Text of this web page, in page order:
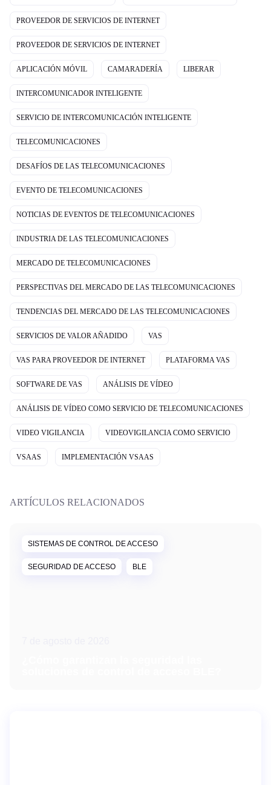
PROVEEDOR DE SERVICIOS DE INTERNET
PROVEEDOR DE SERVICIOS DE INTERNET
APLICACIÓN MÓVIL CAMARADERÍA LIBERAR
INTERCOMUNICADOR INTELIGENTE
SERVICIO DE INTERCOMUNICACIÓN INTELIGENTE
TELECOMUNICACIONES
DESAFÍOS DE LAS TELECOMUNICACIONES
EVENTO DE TELECOMUNICACIONES
NOTICIAS DE EVENTOS DE TELECOMUNICACIONES
INDUSTRIA DE LAS TELECOMUNICACIONES
MERCADO DE TELECOMUNICACIONES
PERSPECTIVAS DEL MERCADO DE LAS TELECOMUNICACIONES
TENDENCIAS DEL MERCADO DE LAS TELECOMUNICACIONES
SERVICIOS DE VALOR AÑADIDO VAS
VAS PARA PROVEEDOR DE INTERNET PLATAFORMA VAS
SOFTWARE DE VAS ANÁLISIS DE VÍDEO
ANÁLISIS DE VÍDEO COMO SERVICIO DE TELECOMUNICACIONES
VIDEO VIGILANCIA VIDEOVIGILANCIA COMO SERVICIO
VSAAS IMPLEMENTACIÓN VSAAS
ARTÍCULOS RELACIONADOS
SISTEMAS DE CONTROL DE ACCESO
SEGURIDAD DE ACCESO BLE